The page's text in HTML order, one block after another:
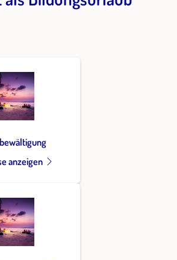
anzeigen